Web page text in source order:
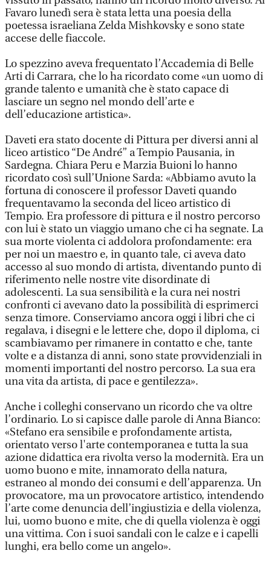
Favaro lunedì sera è stata letta una poesia della
poetessa israeliana Zelda Mishkovsky e sono state
accese delle fiaccole.
Lo spezzino aveva frequentato l’Accademia di Belle
Arti di Carrara, che lo ha ricordato come «un uomo di
grande talento e umanità che è stato capace di
lasciare un segno nel mondo dell’arte e
dell’educazione artistica».
Daveti era stato docente di Pittura per diversi anni al
liceo artistico “De André” a Tempio Pausania, in
Sardegna. Chiara Peru e Marzia Buioni lo hanno
ricordato così sull’Unione Sarda: «Abbiamo avuto la
fortuna di conoscere il professor Daveti quando
frequentavamo la seconda del liceo artistico di
Tempio. Era professore di pittura e il nostro percorso
con lui è stato un viaggio umano che ci ha segnate. La
sua morte violenta ci addolora profondamente: era
per noi un maestro e, in quanto tale, ci aveva dato
accesso al suo mondo di artista, diventando punto di
riferimento nelle nostre vite disordinate di
adolescenti. La sua sensibilità e la cura nei nostri
confronti ci avevano dato la possibilità di esprimerci
senza timore. Conserviamo ancora oggi i libri che ci
regalava, i disegni e le lettere che, dopo il diploma, ci
scambiavamo per rimanere in contatto e che, tante
volte e a distanza di anni, sono state provvidenziali in
momenti importanti del nostro percorso. La sua era
una vita da artista, di pace e gentilezza».
Anche i colleghi conservano un ricordo che va oltre
l’ordinario. Lo si capisce dalle parole di Anna Bianco:
«Stefano era sensibile e profondamente artista,
orientato verso l'arte contemporanea e tutta la sua
azione didattica era rivolta verso la modernità. Era un
uomo buono e mite, innamorato della natura,
estraneo al mondo dei consumi e dell’apparenza. Un
provocatore, ma un provocatore artistico, intendendo
l’arte come denuncia dell’ingiustizia e della violenza,
lui, uomo buono e mite, che di quella violenza è oggi
una vittima. Con i suoi sandali con le calze e i capelli
lunghi, era bello come un angelo».